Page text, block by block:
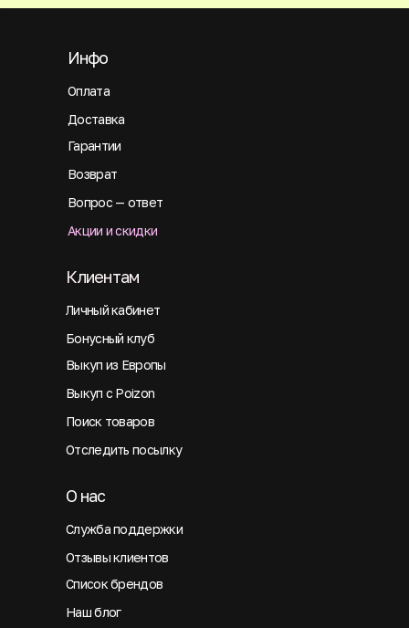
Оплата
Инфо
Доставка
Гарантии
Возврат
Вопрос — ответ
Акции и скидки
Личный кабинет
Клиентам
Бонусный клуб
Выкуп из Европы
Выкуп с Poizon
Поиск товаров
Отследить посылку
Служба поддержки
О нас
Отзывы клиентов
Список брендов
Наш блог